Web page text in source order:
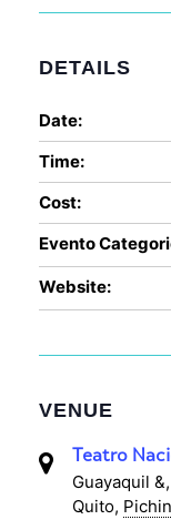
DETAILS
Date:
Time:
Cost:
Evento
Website:
VENUE
Teatro
Guayaquil
Quito,